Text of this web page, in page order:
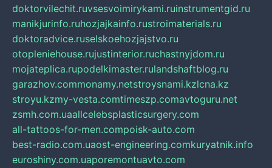
doktorvilechit.ruvsesvoimirykami.ruinstrumentgid.ru
manikjurinfo.ruhozjajkainfo.rustroimaterials.ru
doktoradvice.ruselskoehozjajstvo.ru
otopleniehouse.rujustinterior.ruchastnyjdom.ru
mojateplica.rupodelkimaster.rulandshaftblog.ru
garazhov.commonamy.netstroysnami.kzlcna.kz
stroyu.kzmy-vesta.comtimeszp.comavtoguru.net
zsmh.com.uaallcelebsplasticsurgery.com
all-tattoos-for-men.compoisk-auto.com
best-radio.com.uaost-engineering.comkuryatnik.info
euroshiny.com.uaporemontuavto.com